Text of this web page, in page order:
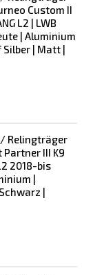
Custom II
L2 | LWB
| Aluminium
| Matt |
Relingträger
III K9
2018-bis
|
|